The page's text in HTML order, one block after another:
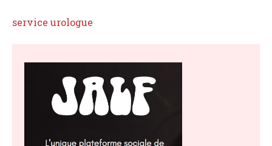
service urologue